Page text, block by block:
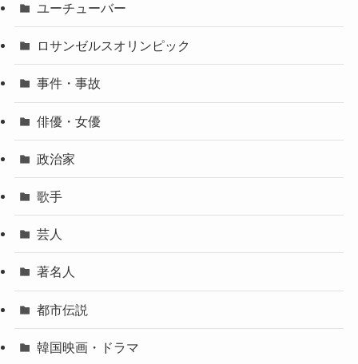
ユーチューバー
ロサンゼルスオリンピック
事件・事故
俳優・女優
政治家
歌手
芸人
著名人
都市伝説
韓国映画・ドラマ